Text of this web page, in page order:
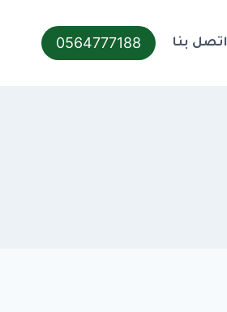
اتصل بنا 0564777188